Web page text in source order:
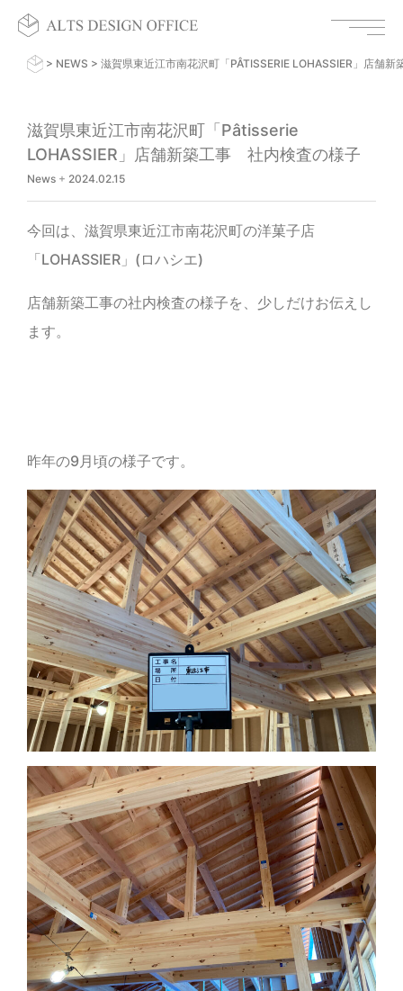
> NEWS > 滋賀県東近江市南花沢町「PÂTISSERIE LOHASSIER」店舗
滋賀県東近江市南花沢町「Pâtisserie
LOHASSIER」店舗新築工事 社内検査の様子
News + 2024.02.15
今回は、滋賀県東近江市南花沢町の洋菓子店
「LOHASSIER」(ロハシエ)
店舗新築工事の社内検査の様子を、少しだけお伝えし
ます。
昨年の9月頃の様子です。